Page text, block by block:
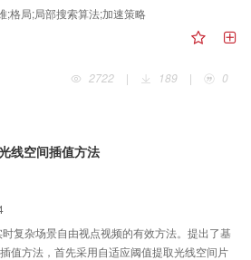
算法中引入加速策略，提高了计算效率。最后
;格局;局部搜索算法;加速策略
2722
| 189 | 0
线空间插值方法
复杂场景自由视点视频的有效方法。提出了基
值方法，首先采用自适应阈值提取光线空间片